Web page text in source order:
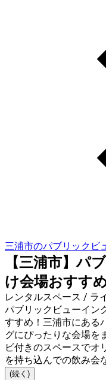
三浦市のパブリックビ
【三浦市】パ
け会場おすす
レンタルスペース / ラ
パブリックビューイン
すすめ！三浦市にある
グにぴったりな会場を
ビ付きのスペースでオ
を持ち込んでの飲み会
(続く)